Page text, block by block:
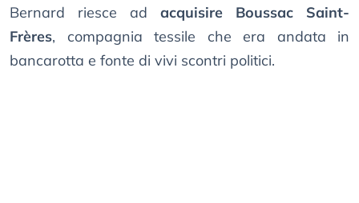
Bernard riesce ad acquisire Boussac Saint-
Frères, compagnia tessile che era andata in
bancarotta e fonte di vivi scontri politici.